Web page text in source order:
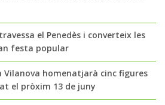
el Penedès i converteix les
festa popular
Vilanova homenatjarà cinc figures
el pròxim 13 de juny